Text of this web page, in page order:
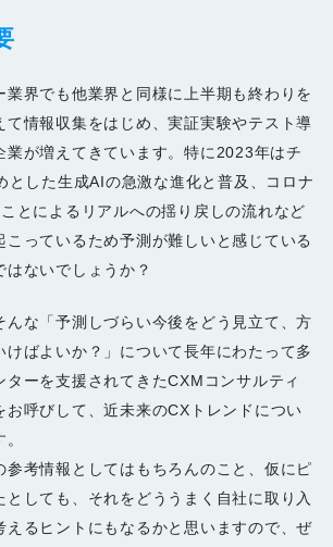
業界でも他業界と同様に上半期も終わりを
て情報収集をはじめ、実証実験やテスト導
業が増えてきています。特に2023年はチ
とした生成AIの急激な進化と普及、コロナ
とによるリアルへの揺り戻しの流れなど
こっているため予測が難しいと感じている
ないでしょうか？
んな「予測しづらい今後をどう見立て、方
けばよいか？」について長年にわたって多
ターを支援されてきたCXMコンサルティ
お呼びして、近未来のCXトレンドについ
参考情報としてはもちろんのこと、仮にピ
としても、それをどううまく自社に取り入
えるヒントにもなるかと思いますので、ぜ